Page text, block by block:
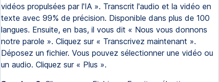
vidéos propulsées par l'IA ». Transcrit l'audio et la vidéo en
texte avec 99% de précision. Disponible dans plus de 100
langues. Ensuite, en bas, il vous dit « Nous vous donnons
notre parole ». Cliquez sur « Transcrivez maintenant ».
Déposez un fichier. Vous pouvez sélectionner une vidéo ou
un audio. Cliquez sur « Plus ».